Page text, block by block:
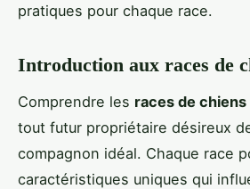
pratiques pour chaque race.
Introduction aux races de
Comprendre les races de chiens
tout futur propriétaire désireux
compagnon idéal. Chaque race
caractéristiques uniques qui